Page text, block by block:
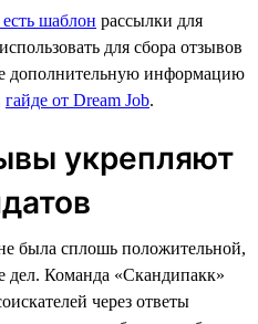
шаблон рассылки для
для сбора отзывов
дополнительную информацию
гайде от Dream Job.
укрепляют
была сплошь положительной,
дел. Команда «Скандипакк»
через ответы